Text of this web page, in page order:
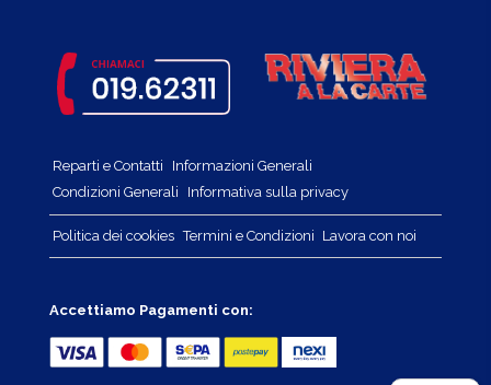
Reparti e Contatti
Informazioni Generali
Condizioni Generali
Informativa sulla privacy
Politica dei cookies Termini e Condizioni Lavora con noi
Accettiamo Pagamenti con: